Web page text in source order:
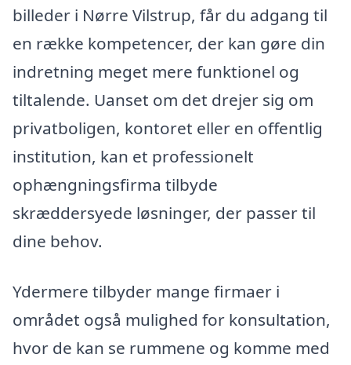
billeder i Nørre Vilstrup, får du adgang til
en række kompetencer, der kan gøre din
indretning meget mere funktionel og
tiltalende. Uanset om det drejer sig om
privatboligen, kontoret eller en offentlig
institution, kan et professionelt
ophængningsfirma tilbyde
skræddersyede løsninger, der passer til
dine behov.
Ydermere tilbyder mange firmaer i
området også mulighed for konsultation,
hvor de kan se rummene og komme med